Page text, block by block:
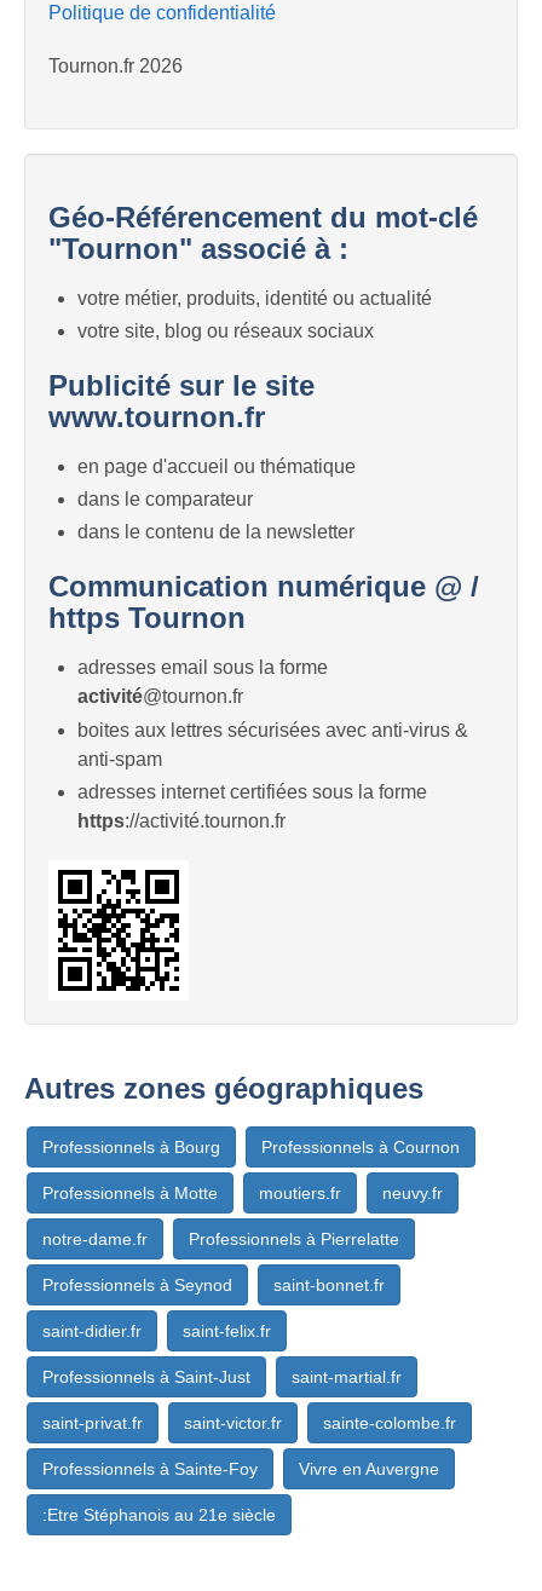
Politique de confidentialité
Tournon.fr 2026
Géo-Référencement du mot-clé
"Tournon" associé à :
votre métier, produits, identité ou actualité
votre site, blog ou réseaux sociaux
Publicité sur le site
www.tournon.fr
en page d'accueil ou thématique
dans le comparateur
dans le contenu de la newsletter
Communication numérique @ /
https Tournon
adresses email sous la forme
activité@tournon.fr
boites aux lettres sécurisées avec anti-virus &
anti-spam
adresses internet certifiées sous la forme
https://activité.tournon.fr
Autres zones géographiques
Professionnels à Bourg Professionnels à Cournon
Professionnels à Motte moutiers.fr neuvy.fr
notre-dame.fr Professionnels à Pierrelatte
Professionnels à Seynod saint-bonnet.fr
saint-didier.fr saint-felix.fr
Professionnels à Saint-Just saint-martial.fr
saint-privat.fr saint-victor.fr sainte-colombe.fr
Professionnels à Sainte-Foy Vivre en Auvergne
:Etre Stéphanois au 21e siècle